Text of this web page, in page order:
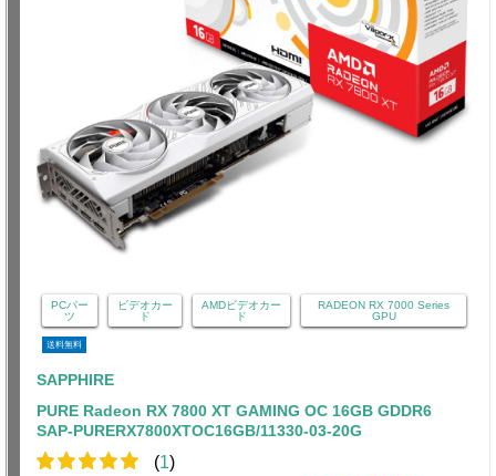
PCパー
ツ
ビデオカー
ド
AMDビデオカー
ド
RADEON RX 7000 Series
GPU
送料無料
SAPPHIRE
PURE Radeon RX 7800 XT GAMING OC 16GB GDDR6
SAP-PURERX7800XTOC16GB/11330-03-20G
(1)